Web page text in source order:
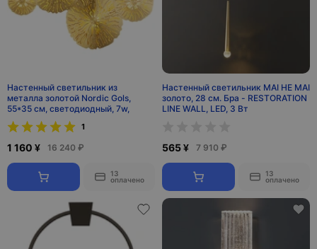
Настенный светильник из
металла золотой Nordic Gols,
55*35 см, светодиодный, 7w,
1
1 160 ¥ 16 240 ₽
13
оплачено
Настенный светильник MAI HE MAI
золото, 28 см. Бра - RESTORATION
LINE WALL, LED, 3 Вт
565 ¥ 7 910 ₽
13
оплачено